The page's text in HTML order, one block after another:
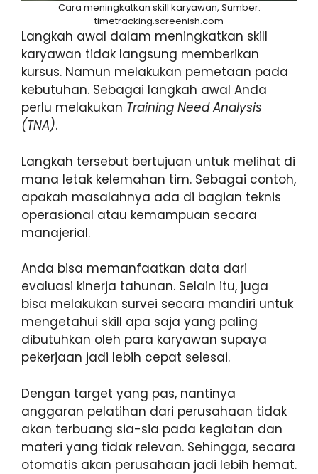
Cara meningkatkan skill karyawan, Sumber:
timetracking.screenish.com
Langkah awal dalam meningkatkan skill
karyawan tidak langsung memberikan
kursus. Namun melakukan pemetaan pada
kebutuhan. Sebagai langkah awal Anda
perlu melakukan Training Need Analysis
(TNA).
Langkah tersebut bertujuan untuk melihat di
mana letak kelemahan tim. Sebagai contoh,
apakah masalahnya ada di bagian teknis
operasional atau kemampuan secara
manajerial.
Anda bisa memanfaatkan data dari
evaluasi kinerja tahunan. Selain itu, juga
bisa melakukan survei secara mandiri untuk
mengetahui skill apa saja yang paling
dibutuhkan oleh para karyawan supaya
pekerjaan jadi lebih cepat selesai.
Dengan target yang pas, nantinya
anggaran pelatihan dari perusahaan tidak
akan terbuang sia-sia pada kegiatan dan
materi yang tidak relevan. Sehingga, secara
otomatis akan perusahaan jadi lebih hemat.